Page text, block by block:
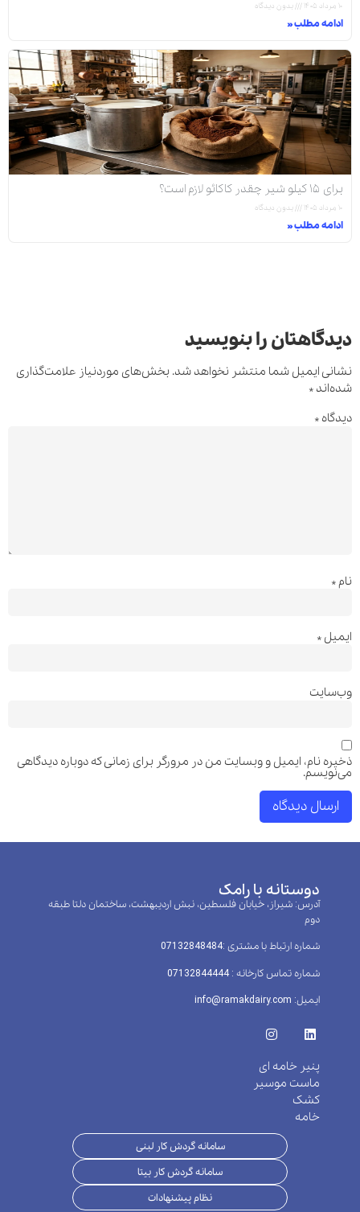
۱۰ مرداد ۱۴۰۵ بدون دیدگاه
ادامه مطلب »
برای ۱۵ کیلو شیر چقدر کاکائو لازم است؟
۱۰ مرداد ۱۴۰۵ بدون دیدگاه
ادامه مطلب »
دیدگاهتان را بنویسید
نشانی ایمیل شما منتشر نخواهد شد. بخش‌های موردنیاز علامت‌گذاری
شده‌اند *
دیدگاه *
نام *
ایمیل*
وب‌سایت
ذخیره نام، ایمیل و وبسایت من در مرورگر برای زمانی که دوباره دیدگاهی
می‌نویسم.
دوستانه با رامک
آدرس: شیراز، خیابان فلسطین، نبش اردیبهشت، ساختمان دلتا طبقه
دوم
شماره ارتباط با مشتری :‌07132848484
شماره تماس کارخانه : 07132844444
ایمیل: info@ramakdairy.com
پنیر خامه ای
ماست موسیر
کشک
خامه
سامانه گردش کار لبنی
سامانه گردش کار بیتا
نظام پیشنهادات